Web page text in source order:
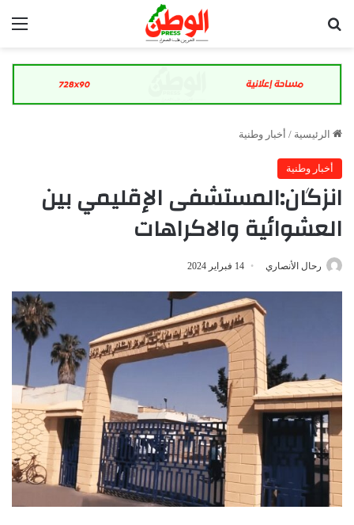
الرئيسية / أخبار وطنية
أخبار وطنية
انزگان:المستشفى الإقليمي بين
العشوائية والاكراهات
رحال الأنصاري 14 فبراير 2024